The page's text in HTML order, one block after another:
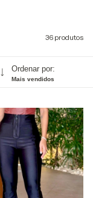
36 produtos
Ordenar por:
Mais vendidos
1/7